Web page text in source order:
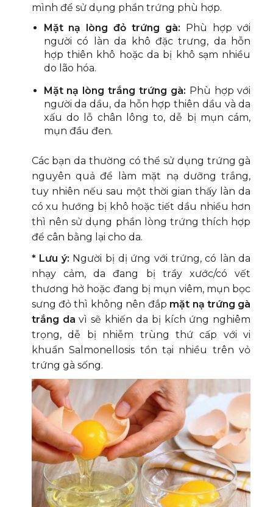
mình để sử dụng phần trứng phù hợp.
Mặt nạ lòng đỏ trứng gà: Phù hợp với
người có làn da khô đặc trưng, da hỗn
hợp thiên khô hoặc da bị khô sạm nhiều
do lão hóa.
Mặt nạ lòng trắng trứng gà: Phù hợp với
người da dầu, da hỗn hợp thiên dầu và da
xấu do lỗ chân lông to, dễ bị mụn cám,
mụn đầu đen.
Các bạn da thường có thể sử dụng trứng gà
nguyên quả để làm mặt nạ dưỡng trắng,
tuy nhiên nếu sau một thời gian thấy làn da
có xu hướng bị khô hoặc tiết dầu nhiều hơn
thì nên sử dụng phần lòng trứng thích hợp
để cân bằng lại cho da.
* Lưu ý: Người bị dị ứng với trứng, có làn da
nhạy cảm, da đang bị trầy xước/có vết
thương hở hoặc đang bị mụn viêm, mụn bọc
sưng đỏ thì không nên đắp mặt nạ trứng gà
trắng da vì sẽ khiến da bị kích ứng nghiêm
trọng, dễ bị nhiễm trùng thứ cấp với vi
khuẩn Salmonellosis tồn tại nhiều trên vỏ
trứng gà sống.